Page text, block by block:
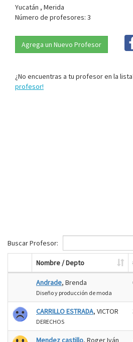
Yucatán , Merida
Número de profesores: 3
Agrega un Nuevo Profesor
¿No encuentras a tu profesor en la
profesor!
Buscar Profesor:
Nombre / Depto
Andrade, Brenda
Diseño y producción de moda
CARRILLO ESTRADA, VICTOR
DERECHOS
Mendez castillo, Roger Iván